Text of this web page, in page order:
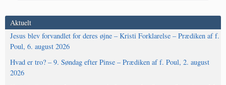
Aktuelt
Jesus blev forvandlet for deres øjne – Kristi Forklarelse – Prædiken af f.
Poul, 6. august 2026
Hvad er tro? – 9. Søndag efter Pinse – Prædiken af f. Poul, 2. august
2026